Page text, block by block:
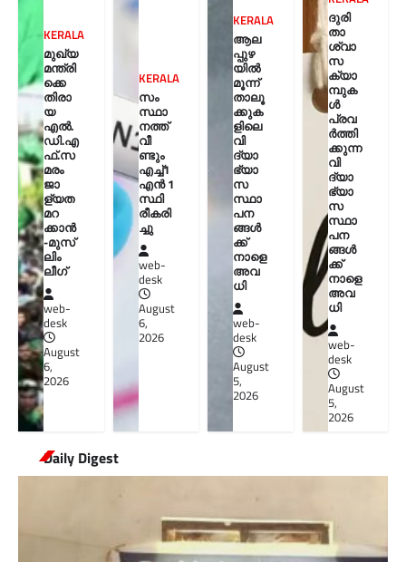
KERALA
മുഖ്യ
മന്ത്രി
ക്കെ
തിരാ
യ
എൽ.
ഡി.എ
ഫ്.സ
മരം
ജാ
ള്യത
മറ
ക്കാൻ
-മുസ്‌
ലിം
ലീഗ്
web-
desk
August
6,
2026
KERALA
സം
സ്ഥാ
നത്ത്
വീ
ണ്ടും
എച്ച്1
എന്‍ 1
സ്ഥി
രീകരി
ച്ചു
web-
desk
August
6,
2026
KERALA
ആല
പ്പുഴ
യിൽ
മൂന്ന്
താലൂ
ക്കുക
ളിലെ
വി
ദ്യാ
ഭ്യാ
സ
സ്ഥാ
പന
ങ്ങൾ
ക്ക്
നാളെ
അവ
ധി
web-
desk
August
5,
2026
ദുരി
താ
ശ്വാ
സ
ക്യാ
മ്പുക
ൾ
പ്രവ
ർത്തി
ക്കുന്ന
വി
ദ്യാ
ഭ്യാ
സ
സ്ഥാ
പന
ങ്ങൾ
ക്ക്
നാളെ
അവ
ധി
web-
desk
August
5,
2026
Daily Digest